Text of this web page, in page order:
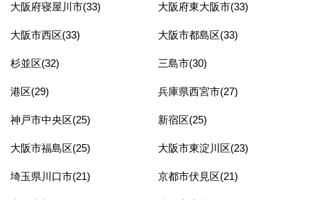
大阪府寝屋川市(33) 大阪府東大阪市(33)
大阪市西区(33) 大阪市都島区(33)
杉並区(32) 三島市(30)
港区(29) 兵庫県西宮市(27)
神戸市中央区(25) 新宿区(25)
大阪市福島区(25) 大阪市東淀川区(23)
埼玉県川口市(21) 京都市伏見区(21)